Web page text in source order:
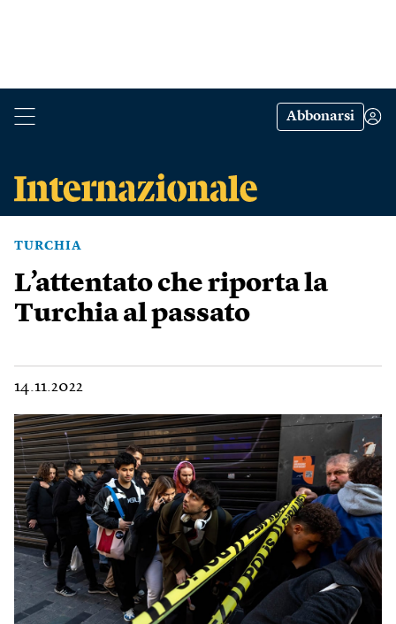
Abbonarsi
TURCHIA
L’attentato che riporta la
Turchia al passato
14.11.2022